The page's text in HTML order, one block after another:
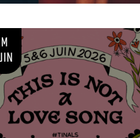
RÉSERVER